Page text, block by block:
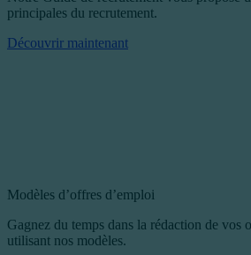
principales du recrutement.
Découvrir maintenant
Modèles d’offres d’emploi
Gagnez du temps dans la rédaction de vos
utilisant nos modèles.